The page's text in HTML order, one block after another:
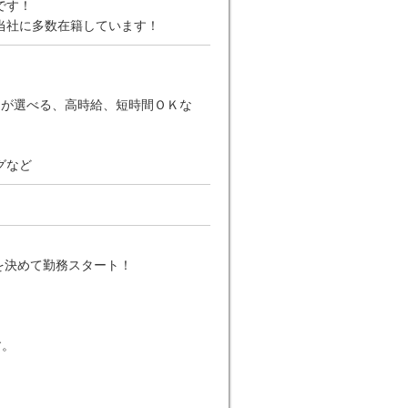
！
に多数在籍しています！
選べる、高時給、短時間ＯＫな
など
めて勤務スタート！